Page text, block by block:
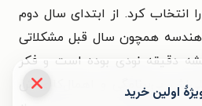
انتخاب کرد. از ابتدای سال دوم
هندسه همچون سال قبل مشکلاتی
دقیقه نودی بوده است و فکر
بی‌برنامگی و اهمال‌کاری‌اش